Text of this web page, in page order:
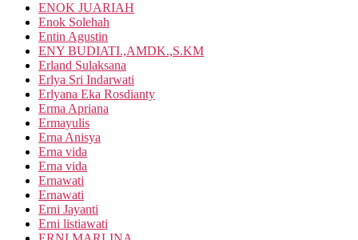
ENOK JUARIAH
Enok Solehah
Entin Agustin
ENY BUDIATI.,AMDK.,S.KM
Erland Sulaksana
Erlya Sri Indarwati
Erlyana Eka Rosdianty
Erma Apriana
Ermayulis
Erna Anisya
Erna vida
Erna vida
Ernawati
Ernawati
Erni Jayanti
Erni listiawati